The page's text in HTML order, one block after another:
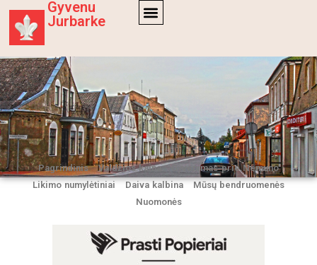
Gyvenu
Jurbarke
Pagrindinis Valdžios kaina
Gyvenimas prie Nemuno
Likimo numylėtiniai
Daiva kalbina
Mūsų bendruomenės
Nuomonės